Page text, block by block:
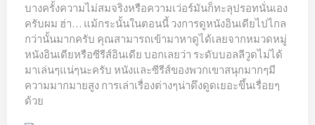
บางครั้งความไม่สมจริงหรือความเว่อร์มันก็ทะลุปรอทนั่นเอง
ครับผม ฮ่า… แม้กระนั้นในตอนนี้ วงการดูหนังอินเดียไปไกล
กว่านั้นมากครับ คุณสามารถเข้ามาหาดูได้เลยจากหมวดหมู่
หนังอินเดียหรือซีรีส์อินเดีย บอกเลยว่า ระดับบอลลีวูดไม่ได้
มาเล่นๆแน่ๆนะครับ หนังและซีรีส์ของพวกเขาสนุกมากๆมี
ความมากมายสูง การเล่าเรื่องต่างๆน่าดึงดูดเยอะขึ้นเรื่อยๆ
ด้วย